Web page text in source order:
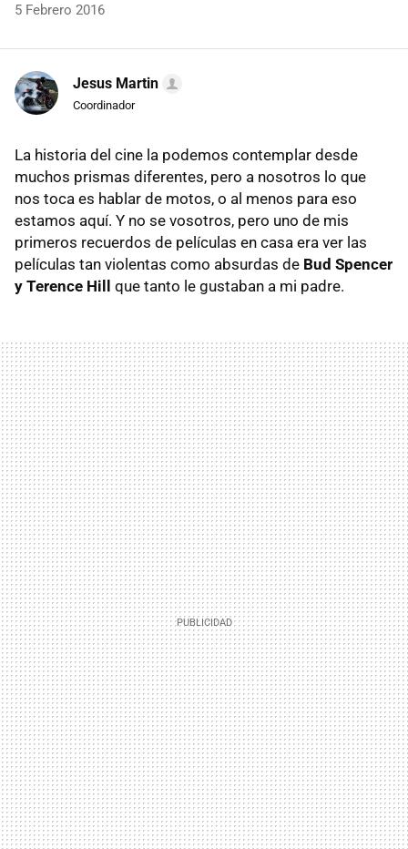
5 Febrero 2016
Jesus Martin
Coordinador
La historia del cine la podemos contemplar desde
muchos prismas diferentes, pero a nosotros lo que
nos toca es hablar de motos, o al menos para eso
estamos aquí. Y no se vosotros, pero uno de mis
primeros recuerdos de películas en casa era ver las
películas tan violentas como absurdas de Bud Spencer
y Terence Hill que tanto le gustaban a mi padre.